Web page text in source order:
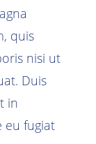
quis
nisi ut
Duis
in
eu fugiat